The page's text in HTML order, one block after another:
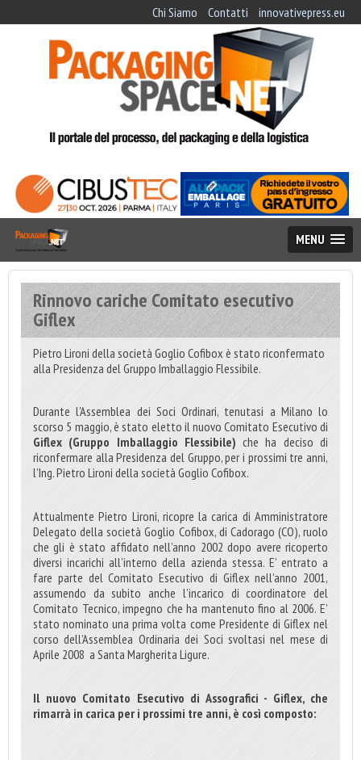
Chi Siamo Contatti innovativepress.eu
MENU
Rinnovo cariche Comitato esecutivo
Giflex
Pietro Lironi della società Goglio Cofibox è stato riconfermato
alla Presidenza del Gruppo Imballaggio Flessibile.
Durante l'Assemblea dei Soci Ordinari, tenutasi a Milano lo
scorso 5 maggio, è stato eletto il nuovo Comitato Esecutivo di
Giflex (Gruppo Imballaggio Flessibile) che ha deciso di
riconfermare alla Presidenza del Gruppo, per i prossimi tre anni,
l’Ing. Pietro Lironi della società Goglio Cofibox.
Attualmente Pietro Lironi, ricopre la carica di Amministratore
Delegato della società Goglio Cofibox, di Cadorago (CO), ruolo
che gli è stato affidato nell’anno 2002 dopo avere ricoperto
diversi incarichi all’interno della azienda stessa. E’ entrato a
fare parte del Comitato Esecutivo di Giflex nell’anno 2001,
assumendo da subito anche l’incarico di coordinatore del
Comitato Tecnico, impegno che ha mantenuto fino al 2006. E’
stato nominato una prima volta come Presidente di Giflex nel
corso dell’Assemblea Ordinaria dei Soci svoltasi nel mese di
Aprile 2008 a Santa Margherita Ligure.
Il nuovo Comitato Esecutivo di Assografici - Giflex, che
rimarrà in carica per i prossimi tre anni, è così composto: